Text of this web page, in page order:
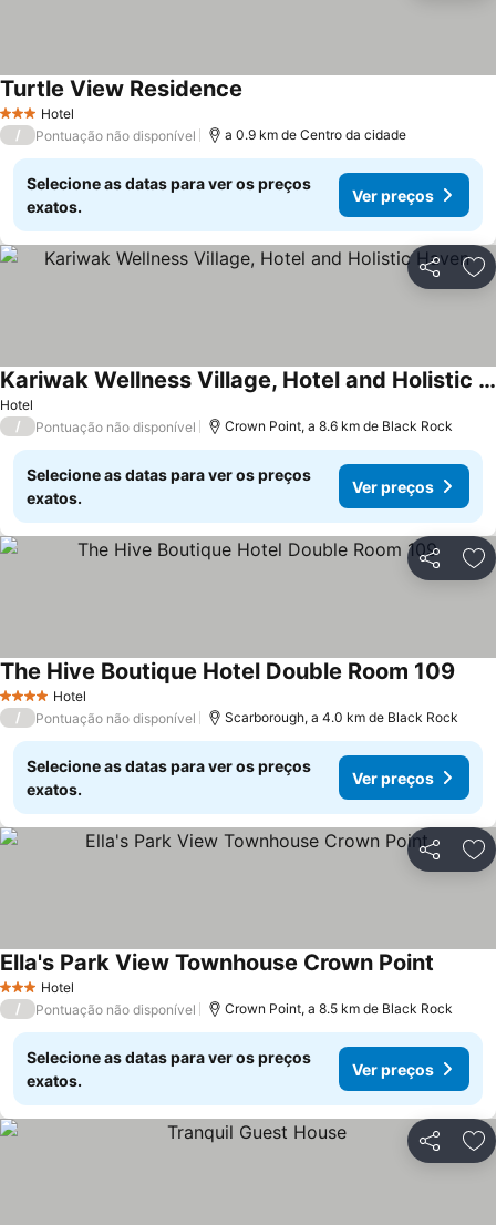
3 EstrelasHotel
Turtle View Residence
/ Pontuação não disponível a 0.9 km de Centro da cidade
Selecione as datas para ver os preços
exatos.
Ver preços
Partilhar
Hotel
Kariwak Wellness Village, Hotel and Holistic Haven
/ Pontuação não disponível Crown Point, a 8.6 km de Black Rock
Selecione as datas para ver os preços
exatos.
Ver preços
Partilhar
4 EstrelasHotel
The Hive Boutique Hotel Double Room 109
/ Pontuação não disponível Scarborough, a 4.0 km de Black Rock
Selecione as datas para ver os preços
exatos.
Ver preços
Partilhar
3 EstrelasHotel
Ella's Park View Townhouse Crown Point
/ Pontuação não disponível Crown Point, a 8.5 km de Black Rock
Selecione as datas para ver os preços
exatos.
Ver preços
Partilhar